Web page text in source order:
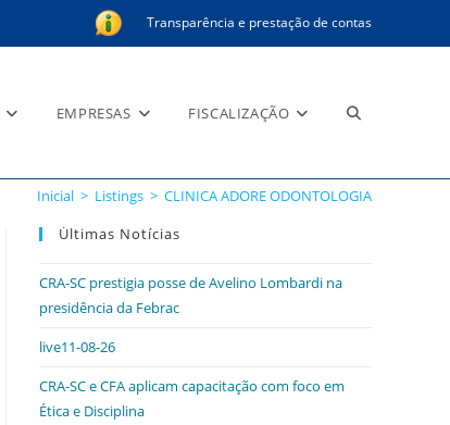
Transparência e prestação de contas
EMPRESAS FISCALIZAÇÃO Alternar
Inicial > Listings > CLINICA ADORE ODONTOLOGIA
Últimas Notícias
CRA-SC prestigia posse de Avelino Lombardi na
presidência da Febrac
live11-08-26
CRA-SC e CFA aplicam capacitação com foco em
Ética e Disciplina